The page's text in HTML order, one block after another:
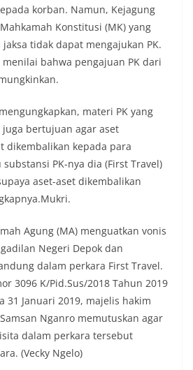
korban. Namun, Kejagung
Konstitusi (MK) yang
tidak dapat mengajukan PK.
bahwa pengajuan PK dari
materi PK yang
bertujuan agar aset
dikembalikan kepada para
PK-nya dia (First Travel)
aset-aset dikembalikan
Agung (MA) menguatkan vonis
Negeri Depok dan
dalam perkara First Travel.
3096 K/Pid.Sus/2018 Tahun 2019
31 Januari 2019, majelis hakim
Nganro memutuskan agar
dalam perkara tersebut
(Vecky Ngelo)